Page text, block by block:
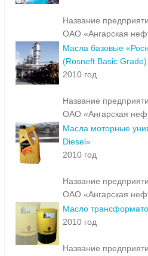
Название
ОАО «Ангарская
Масла базовые
(Rosneft Basic Grade)
2010 год
Название
ОАО «Ангарская
Масла моторные
Diesel»
2010 год
Название
ОАО «Ангарская
Масло
2010 год
Название